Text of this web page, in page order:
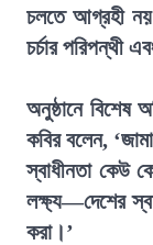
চলতে আগ্রহী
চর্চার পরিপন্থী
অনুষ্ঠানে বিশেষ
কবির বলেন,
স্বাধীনতা কেউ
লক্ষ্য—দেশের
করা।’